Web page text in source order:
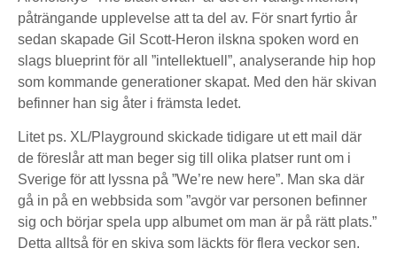
påträngande upplevelse att ta del av. För snart fyrtio år
sedan skapade Gil Scott-Heron ilskna spoken word en
slags blueprint för all ”intellektuell”, analyserande hip hop
som kommande generationer skapat. Med den här skivan
befinner han sig åter i främsta ledet.
Litet ps. XL/Playground skickade tidigare ut ett mail där
de föreslår att man beger sig till olika platser runt om i
Sverige för att lyssna på ”We’re new here”. Man ska där
gå in på en webbsida som ”avgör var personen befinner
sig och börjar spela upp albumet om man är på rätt plats.”
Detta alltså för en skiva som läckts för flera veckor sen.